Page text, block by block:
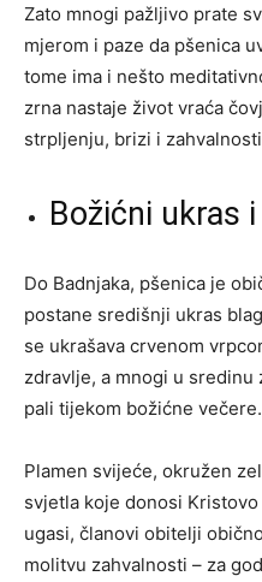
Zato mnogi pažljivo prate
mjerom i paze da pšenica
tome ima i nešto
zrna nastaje život vraća
strpljenju, brizi i
Božićni ukras
Do Badnjaka, pšenica je
postane središnji ukras
se ukrašava crvenom
zdravlje, a mnogi u
pali tijekom božićne večere.
Plamen svijeće, okružen
svjetla koje donosi
ugasi, članovi obitelji
molitvu zahvalnosti – za